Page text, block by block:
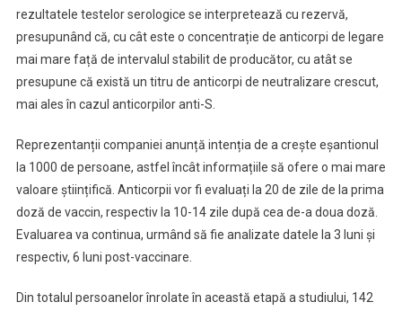
rezultatele testelor serologice se interpretează cu rezervă,
presupunând că, cu cât este o concentrație de anticorpi de legare
mai mare față de intervalul stabilit de producător, cu atât se
presupune că există un titru de anticorpi de neutralizare crescut,
mai ales în cazul anticorpilor anti-S.
Reprezentanții companiei anunță intenția de a crește eșantionul
la 1000 de persoane, astfel încât informațiile să ofere o mai mare
valoare științifică. Anticorpii vor fi evaluați la 20 de zile de la prima
doză de vaccin, respectiv la 10-14 zile după cea de-a doua doză.
Evaluarea va continua, urmând să fie analizate datele la 3 luni și
respectiv, 6 luni post-vaccinare.
Din totalul persoanelor înrolate în această etapă a studiului, 142